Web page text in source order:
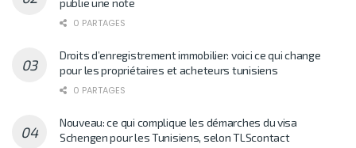
0 PARTAGES
Droits d’enregistrement immobilier: voici ce qui change
pour les propriétaires et acheteurs tunisiens
0 PARTAGES
Nouveau: ce qui complique les démarches du visa
Schengen pour les Tunisiens, selon TLScontact